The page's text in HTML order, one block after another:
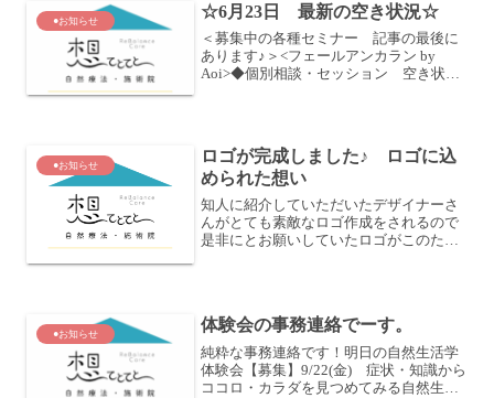
ｗ今後は、一定時間残...
●お知らせ ☆6月23日 最新の空き状況☆
＜募集中の各種セミナー 記事の最後に
あります♪＞<フェールアンカラン by
Aoi>◆個別相談・セッション 空き状況
ンター北 センター南...
●お知らせ
ロゴが完成しました♪ ロゴに込
められた想い
知人に紹介していただいたデザイナーさ
んがとても素敵なロゴ作成をされるので
是非にとお願いしていたロゴがこのたび
●お知らせ 体験会の事務連絡でーす。
純粋な事務連絡です！明日の自然生活学
体験会【募集】9/22(金) 症状・知識から
ココロ・カラダを見つめてみる自然生活